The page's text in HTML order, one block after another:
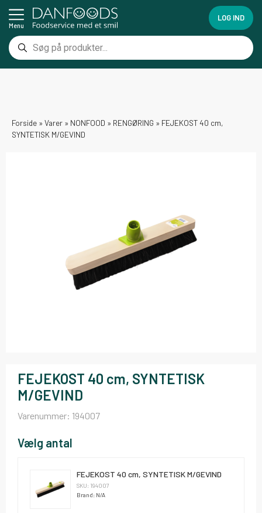
Menu
LOG IND
Forside » Varer » NONFOOD » RENGØRING » FEJEKOST 40 cm,
SYNTETISK M/GEVIND
FEJEKOST 40 cm, SYNTETISK
M/GEVIND
Varenummer: 194007
Vælg antal
FEJEKOST 40 cm, SYNTETISK M/GEVIND
SKU: 194007
Brand: N/A